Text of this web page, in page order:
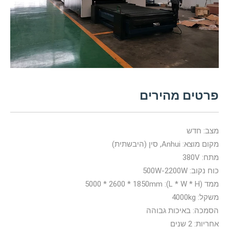
פרטים מהירים
מצב: חדש
מקום מוצא: Anhui, סין (היבשתית)
מתח: 380V
כוח נקוב: 500W-2200W
ממד (L * W * H): 5000 * 2600 * 1850mm
משקל: 4000kg
הסמכה: באיכות גבוהה
אחריות: 2 שנים